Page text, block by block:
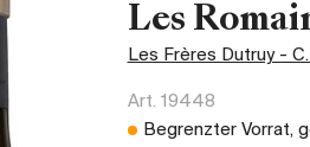
Les
Les Frères Dutruy -
Art. 19448
Begrenzter Vorrat,